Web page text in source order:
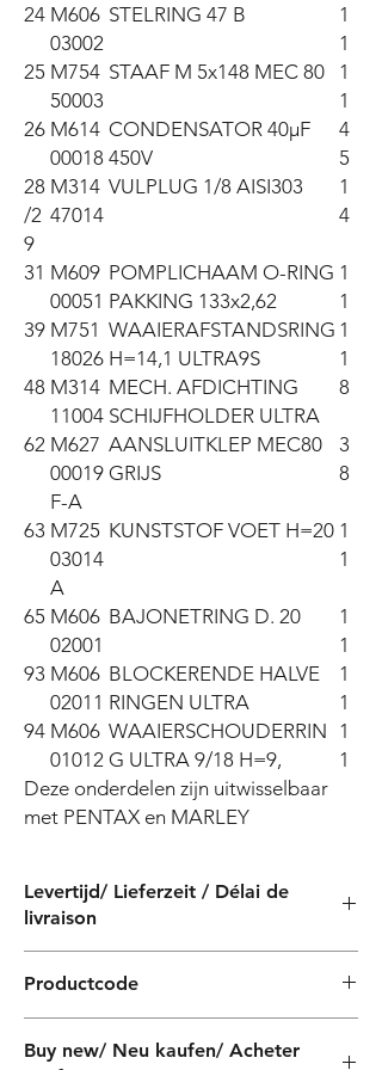
24 M606
03002
STELRING 47 B
1
1
25 M754
50003
STAAF M 5x148 MEC 80
1
1
26 M614
00018
CONDENSATOR 40µF
450V
4
5
28
/2
9
M314
47014
VULPLUG 1/8 AISI303
1
4
31 M609
00051
POMPLICHAAM O-RING
PAKKING 133x2,62
1
1
39 M751
18026
WAAIERAFSTANDSRING
H=14,1 ULTRA9S
1
1
48 M314
11004
MECH. AFDICHTING
SCHIJFHOLDER ULTRA
8
62 M627
00019
F-A
AANSLUITKLEP MEC80
GRIJS
3
8
63 M725
03014
A
KUNSTSTOF VOET H=20 1
1
65 M606
02001
BAJONETRING D. 20
1
1
93 M606
02011
BLOCKERENDE HALVE
RINGEN ULTRA
1
1
94 M606
01012
WAAIERSCHOUDERRIN
G ULTRA 9/18 H=9,
1
1
Deze onderdelen zijn uitwisselbaar
met PENTAX en MARLEY
Levertijd/ Lieferzeit / Délai de
livraison
Productcode
Buy new/ Neu kaufen/ Acheter